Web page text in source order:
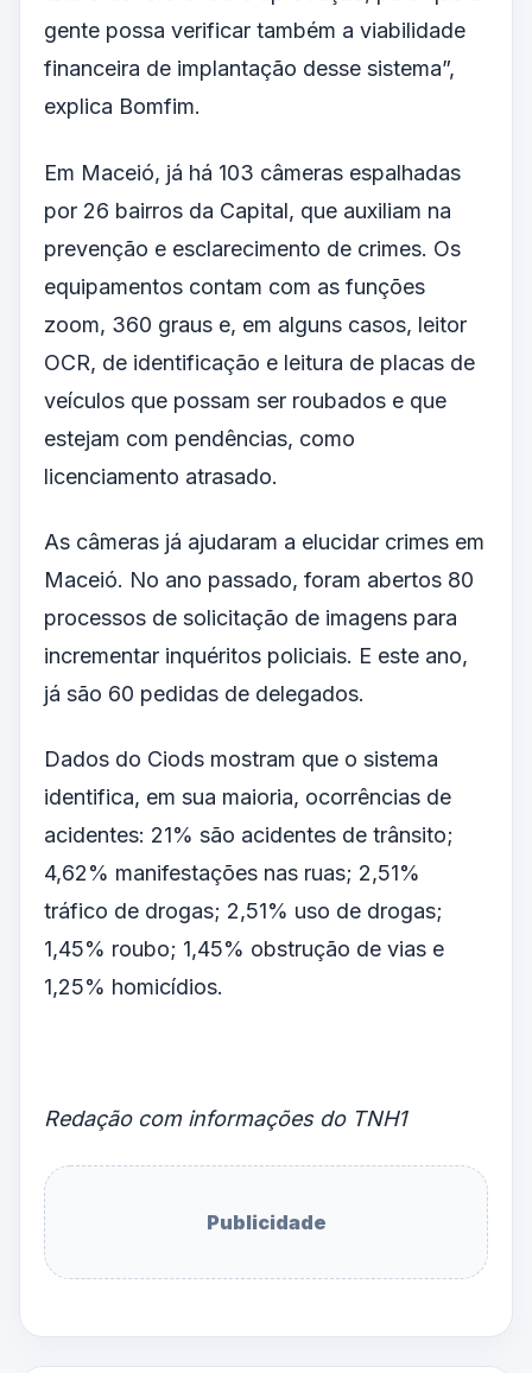
gente possa verificar também a viabilidade
financeira de implantação desse sistema”,
explica Bomfim.
Em Maceió, já há 103 câmeras espalhadas
por 26 bairros da Capital, que auxiliam na
prevenção e esclarecimento de crimes. Os
equipamentos contam com as funções
zoom, 360 graus e, em alguns casos, leitor
OCR, de identificação e leitura de placas de
veículos que possam ser roubados e que
estejam com pendências, como
licenciamento atrasado.
As câmeras já ajudaram a elucidar crimes em
Maceió. No ano passado, foram abertos 80
processos de solicitação de imagens para
incrementar inquéritos policiais. E este ano,
já são 60 pedidas de delegados.
Dados do Ciods mostram que o sistema
identifica, em sua maioria, ocorrências de
acidentes: 21% são acidentes de trânsito;
4,62% manifestações nas ruas; 2,51%
tráfico de drogas; 2,51% uso de drogas;
1,45% roubo; 1,45% obstrução de vias e
1,25% homicídios.
Redação com informações do TNH1
Publicidade